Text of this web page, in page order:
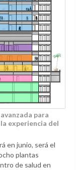
para
experiencia del
en junio, será el
plantas
de salud en